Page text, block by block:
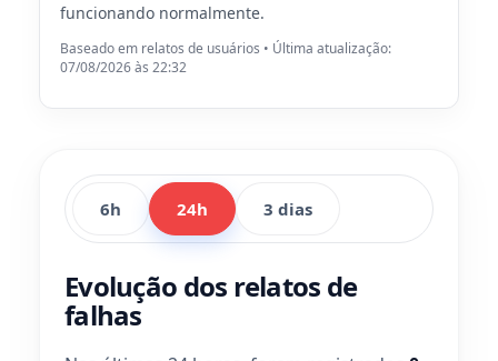
funcionando normalmente.
Baseado em relatos de usuários • Última atualização:
07/08/2026 às 22:32
6h 24h 3 dias
Evolução dos relatos de
falhas